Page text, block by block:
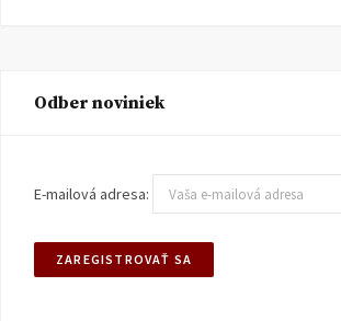
Odber noviniek
E-mailová adresa: